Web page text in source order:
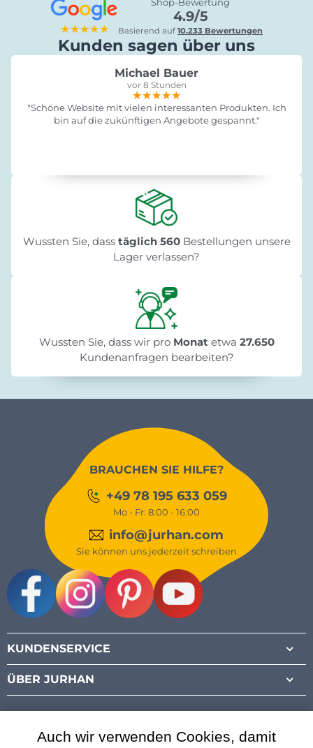
★★★★★
4.9/5
Basierend auf10.233 Bewertungen
Kunden sagen über uns
Michael Bauer
vor 8 Stunden
★★★★★
★★★★★
★★★★★
"Schöne Website mit vielen interessanten Produkten. Ich
bin auf die zukünftigen Angebote gespannt."
Wussten Sie, dass täglich 560Bestellungen unsere
Lager verlassen?
Wussten Sie, dass wir pro Monat etwa 27.650
Kundenanfragen bearbeiten?
BRAUCHEN SIE HILFE?
+49 78 195 633 059
Mo - Fr: 8:00 - 16:00
info@jurhan.com
Sie können uns jederzeit schreiben
KUNDENSERVICE
ÜBER JURHAN
Auch wir verwenden Cookies, damit